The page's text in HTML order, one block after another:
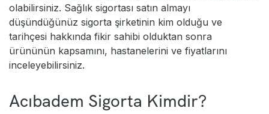
olabilirsiniz. Sağlık sigortası satın almayı
düşündüğünüz sigorta şirketinin kim olduğu ve
tarihçesi hakkında fikir sahibi olduktan sonra
ürününün kapsamını, hastanelerini ve fiyatlarını
inceleyebilirsiniz.
Acıbadem Sigorta Kimdir?